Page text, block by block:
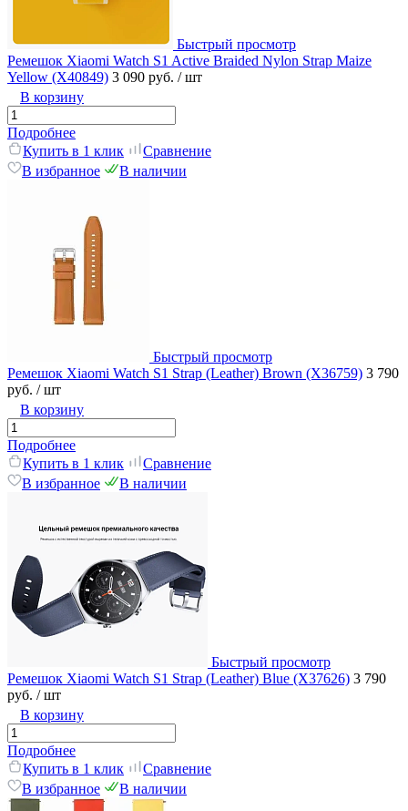
Быстрый просмотр
Ремешок Xiaomi Watch S1 Active Braided Nylon Strap Maize
Yellow (X40849) 3 090 руб. / шт
В корзину
Подробнее
Купить в 1 клик
Сравнение
В избранное
В наличии
Быстрый просмотр
Ремешок Xiaomi Watch S1 Strap (Leather) Brown (X36759) 3 790
руб. / шт
В корзину
Подробнее
Купить в 1 клик
Сравнение
В избранное
В наличии
Быстрый просмотр
Ремешок Xiaomi Watch S1 Strap (Leather) Blue (X37626) 3 790
руб. / шт
В корзину
Подробнее
Купить в 1 клик
Сравнение
В избранное
В наличии